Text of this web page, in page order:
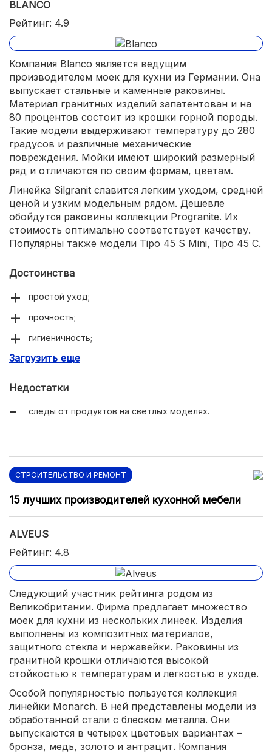
BLANCO
Рейтинг: 4.9
Компания Blanco является ведущим
производителем моек для кухни из Германии. Она
выпускает стальные и каменные раковины.
Материал гранитных изделий запатентован и на
80 процентов состоит из крошки горной породы.
Такие модели выдерживают температуру до 280
градусов и различные механические
повреждения. Мойки имеют широкий размерный
ряд и отличаются по своим формам, цветам.
Линейка Silgranit славится легким уходом, средней
ценой и узким модельным рядом. Дешевле
обойдутся раковины коллекции Progranite. Их
стоимость оптимально соответствует качеству.
Популярны также модели Tipo 45 S Mini, Tipo 45 С.
Достоинства
простой уход;
прочность;
гигиеничность;
большой выбор цветов;
Загрузить еще
Недостатки
следы от продуктов на светлых моделях.
СТРОИТЕЛЬСТВО И РЕМОНТ
15 лучших производителей кухонной мебели
ALVEUS
Рейтинг: 4.8
Следующий участник рейтинга родом из
Великобритании. Фирма предлагает множество
моек для кухни из нескольких линеек. Изделия
выполнены из композитных материалов,
защитного стекла и нержавейки. Раковины из
гранитной крошки отличаются высокой
стойкостью к температурам и легкостью в уходе.
Особой популярностью пользуется коллекция
линейки Monarch. В ней представлены модели из
обработанной стали с блеском металла. Они
выпускаются в четырех цветовых вариантах –
бронза, медь, золото и антрацит. Компания